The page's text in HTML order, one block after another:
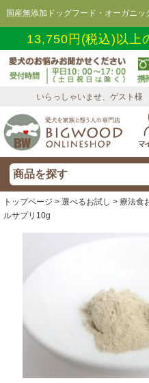
国産無添加ドッグフード・オーガニ
13,750円(税込)以上
いらっしゃいませ、ゲスト様
トップページ > 選べるお試し > 療法食
ルサプリ10g